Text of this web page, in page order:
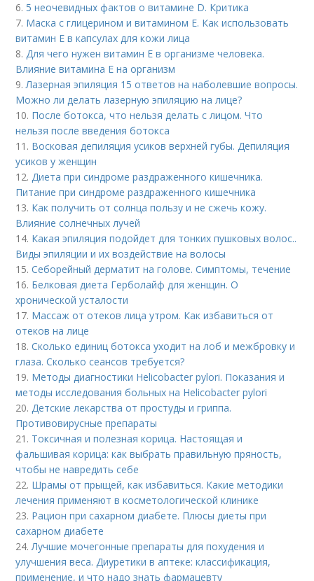
6. 5 неочевидных фактов о витамине D. Критика
7. Маска с глицерином и витамином Е. Как использовать
витамин E в капсулах для кожи лица
8.Для чего нужен витамин Е в организме человека.
Влияние витамина E на организм
9.Лазерная эпиляция 15 ответов на наболевшие вопросы.
Можно ли делать лазерную эпиляцию на лице?
10. После ботокса, что нельзя делать с лицом. Что
нельзя после введения ботокса
11. Восковая депиляция усиков верхней губы. Депиляция
усиков у женщин
12.Диета при синдроме раздраженного кишечника.
Питание при синдроме раздраженного кишечника
13. Как получить от солнца пользу и не сжечь кожу.
Влияние солнечных лучей
14. Какая эпиляция подойдет для тонких пушковых волос..
Виды эпиляции и их воздействие на волосы
15.Себорейный дерматит на голове. Cимптомы, течение
16. Белковая диета Герболайф для женщин. О
хронической усталости
17. Массаж от отеков лица утром. Как избавиться от
отеков на лице
18.Сколько единиц ботокса уходит на лоб и межбровку и
глаза. Сколько сеансов требуется?
19. Методы диагностики Helicobacter pylori. Показания и
методы исследования больных на Helicobacter pylori
20.Детские лекарства от простуды и гриппа.
Противовирусные препараты
21. Токсичная и полезная корица. Настоящая и
фальшивая корица: как выбрать правильную пряность,
чтобы не навредить себе
22. Шрамы от прыщей, как избавиться. Какие методики
лечения применяют в косметологической клинике
23. Рацион при сахарном диабете. Плюсы диеты при
сахарном диабете
24.Лучшие мочегонные препараты для похудения и
улучшения веса. Диуретики в аптеке: классификация,
применение, и что надо знать фармацевту